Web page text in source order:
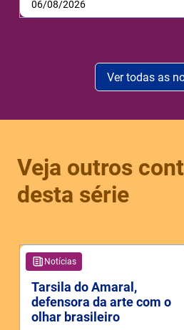
06/08/2026
Ver todas as
Veja outros
desta série
Notícias
Tarsila do Amaral,
defensora da arte com o
olhar brasileiro